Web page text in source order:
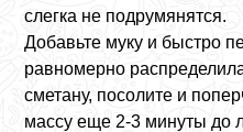
слегка не подрумянятся.
Добавьте муку и быстро
равномерно
сметану, посолите и
массу еще 2-3 минуты до